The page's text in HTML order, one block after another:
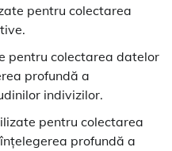
pentru colectarea
pentru colectarea datelor
profundă a
indivizilor.
pentru colectarea
profundă a